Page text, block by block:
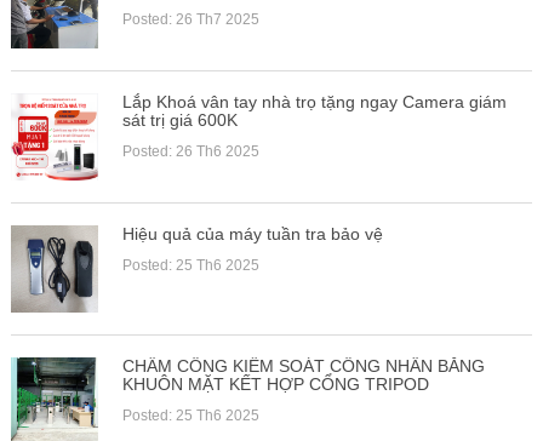
Posted: 26 Th7 2025
Lắp Khoá vân tay nhà trọ tặng ngay Camera giám
sát trị giá 600K
Posted: 26 Th6 2025
Hiệu quả của máy tuần tra bảo vệ
Posted: 25 Th6 2025
CHẤM CÔNG KIỂM SOÁT CÔNG NHÂN BẰNG
KHUÔN MẶT KẾT HỢP CỔNG TRIPOD
Posted: 25 Th6 2025